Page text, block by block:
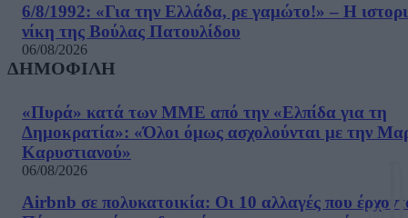
6/8/1992: «Για την Ελλάδα, ρε γαμώτο!» – Η
νίκη της Βούλας Πατουλίδου
06/08/2026
ΔΗΜΟΦΙΛΗ
«Πυρά» κατά των ΜΜΕ από την «Ελπίδα για τη
Δημοκρατία»: «Όλοι όμως ασχολούνται με την
Καρυστιανού»
06/08/2026
Airbnb σε πολυκατοικία: Οι 10 αλλαγές που